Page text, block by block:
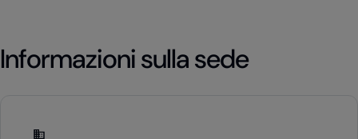
Informazioni sulla sede